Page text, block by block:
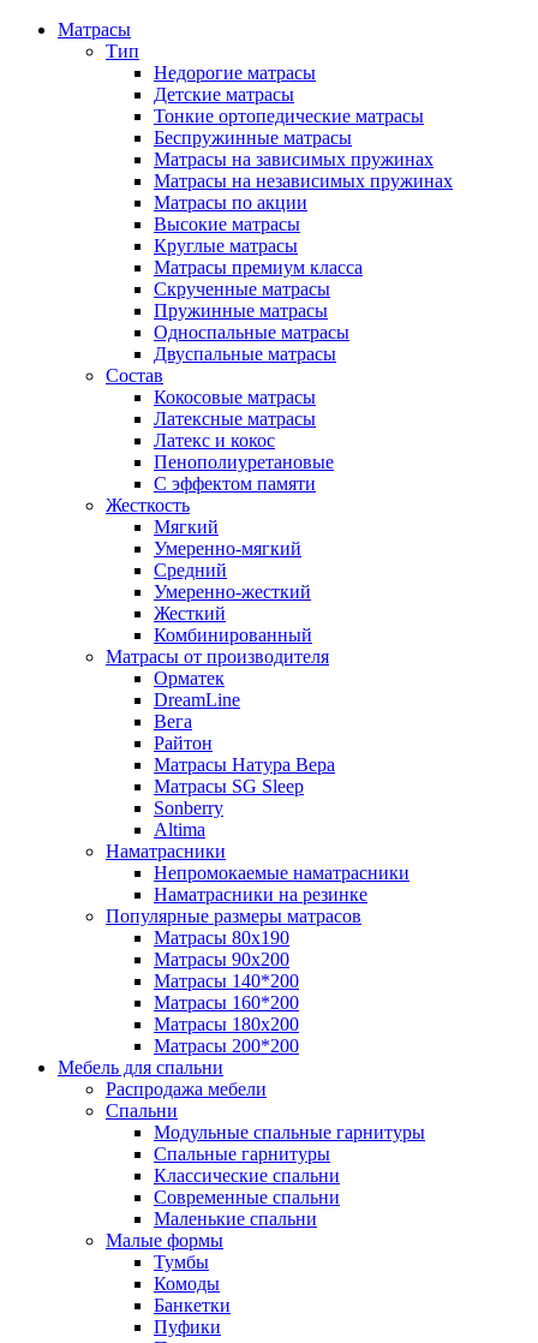
Матрасы
Тип
Недорогие матрасы
Детские матрасы
Тонкие ортопедические матрасы
Беспружинные матрасы
Матрасы на зависимых пружинах
Матрасы на независимых пружинах
Матрасы по акции
Высокие матрасы
Круглые матрасы
Матрасы премиум класса
Скрученные матрасы
Пружинные матрасы
Односпальные матрасы
Двуспальные матрасы
Состав
Кокосовые матрасы
Латексные матрасы
Латекс и кокос
Пенополиуретановые
С эффектом памяти
Жесткость
Мягкий
Умеренно-мягкий
Средний
Умеренно-жесткий
Жесткий
Комбинированный
Матрасы от производителя
Орматек
DreamLine
Вега
Райтон
Матрасы Натура Вера
Матрасы SG Sleep
Sonberry
Altima
Наматрасники
Непромокаемые наматрасники
Наматрасники на резинке
Популярные размеры матрасов
Матрасы 80x190
Матрасы 90x200
Матрасы 140*200
Матрасы 160*200
Матрасы 180x200
Матрасы 200*200
Мебель для спальни
Распродажа мебели
Спальни
Модульные спальные гарнитуры
Спальные гарнитуры
Классические спальни
Современные спальни
Маленькие спальни
Малые формы
Тумбы
Комоды
Банкетки
Пуфики